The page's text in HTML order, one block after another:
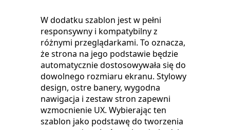
W dodatku szablon jest w pełni
responsywny i kompatybilny z
różnymi przeglądarkami. To oznacza,
że strona na jego podstawie będzie
automatycznie dostosowywała się do
dowolnego rozmiaru ekranu. Stylowy
design, ostre banery, wygodna
nawigacja i zestaw stron zapewni
wzmocnienie UX. Wybierając ten
szablon jako podstawę do tworzenia